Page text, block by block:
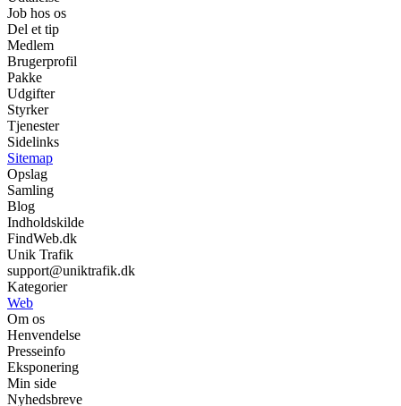
Job hos os
Del et tip
Medlem
Brugerprofil
Pakke
Udgifter
Styrker
Tjenester
Sidelinks
Sitemap
Opslag
Samling
Blog
Indholdskilde
FindWeb.dk
Unik Trafik
support@uniktrafik.dk
Kategorier
Web
Om os
Henvendelse
Presseinfo
Eksponering
Min side
Nyhedsbreve